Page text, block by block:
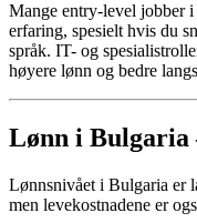
Mange entry-level jobber
erfaring, spesielt hvis du
språk. IT- og
høyere lønn og bedre
Lønn i Bulgaria
Lønnsnivået i Bulgaria er
men levekostnadene er